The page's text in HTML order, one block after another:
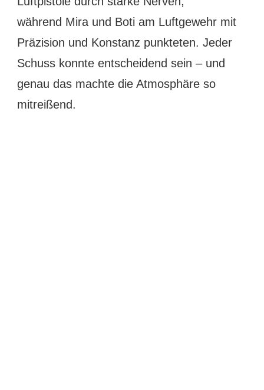
während Mira und Boti am Luftgewehr mit
Präzision und Konstanz punkteten. Jeder
Schuss konnte entscheidend sein – und
genau das machte die Atmosphäre so
mitreißend.